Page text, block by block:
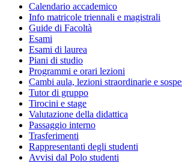
Calendario accademico
Info matricole triennali e magistrali
Guide di Facoltà
Esami
Esami di laurea
Piani di studio
Programmi e orari lezioni
Cambi aula, lezioni straordinarie e
Tutor di gruppo
Tirocini e stage
Valutazione della didattica
Passaggio interno
Trasferimenti
Rappresentanti degli studenti
Avvisi dal Polo studenti